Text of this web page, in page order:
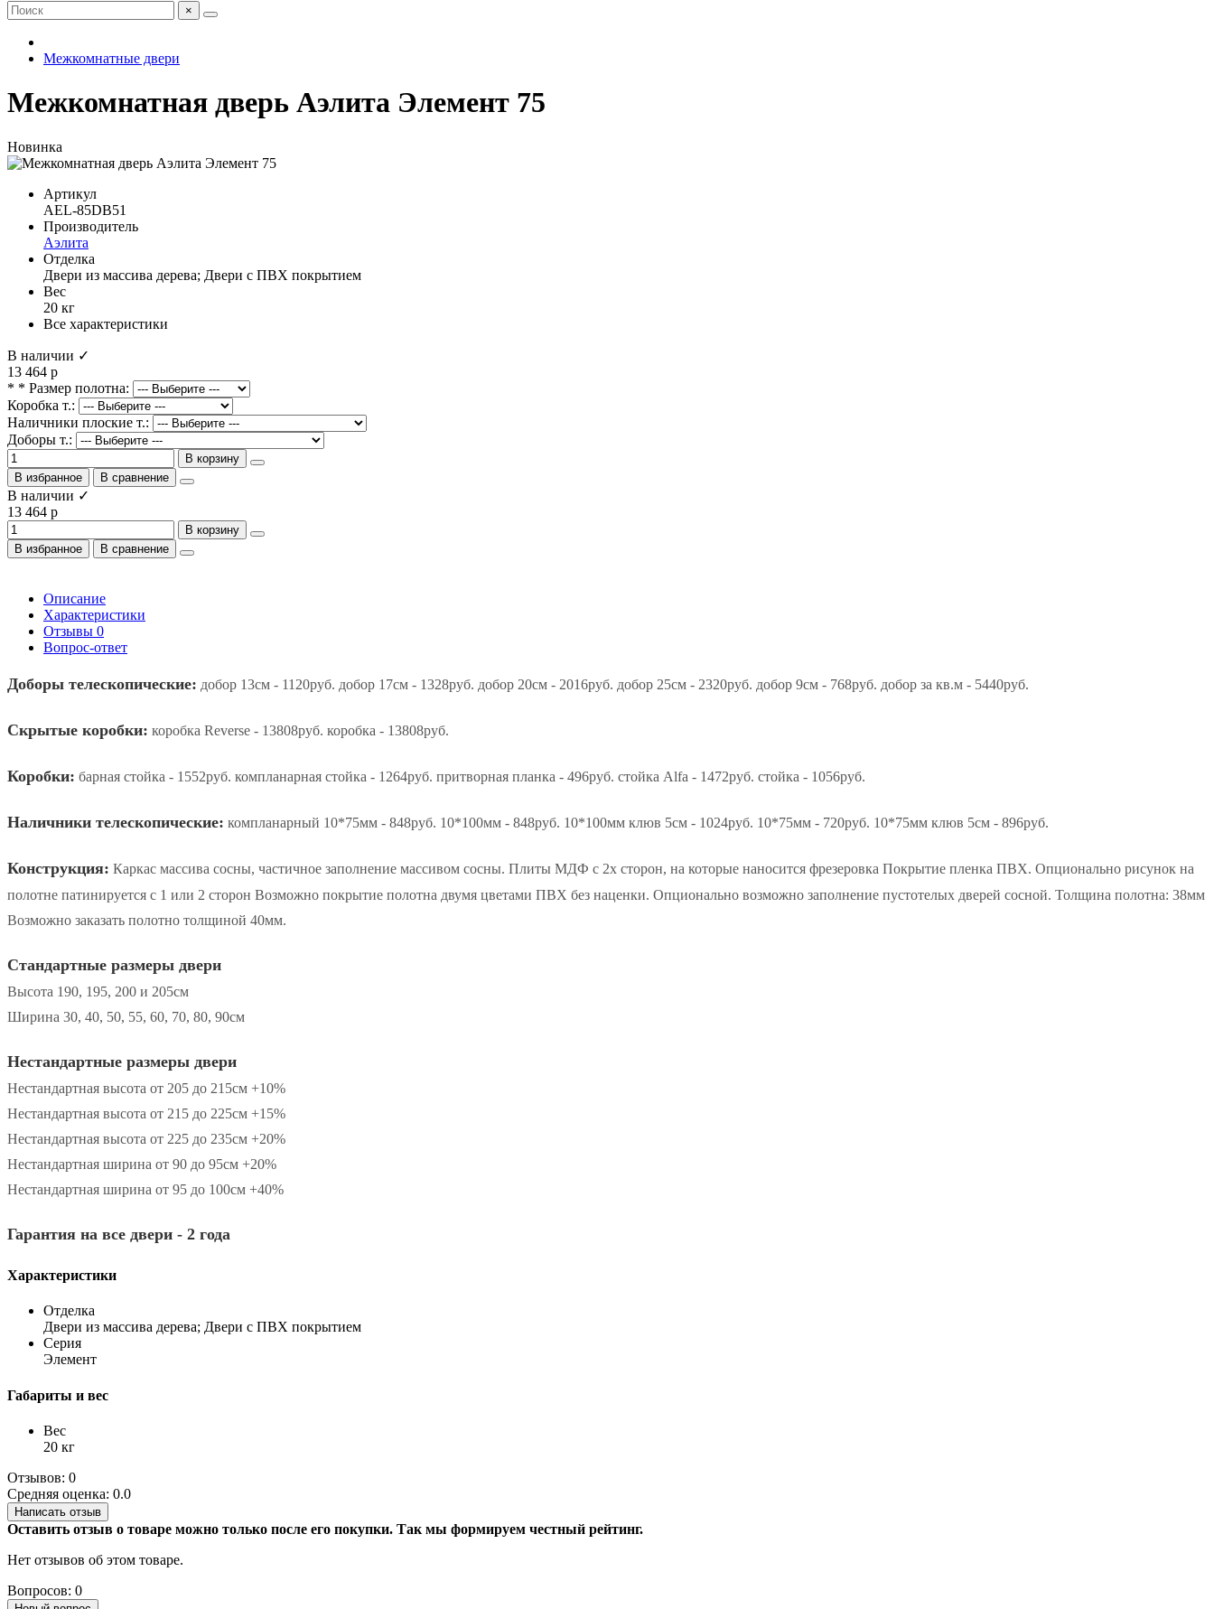
×
Межкомнатные двери
Межкомнатная дверь Аэлита Элемент 75
Новинка
Артикул
AEL-85DB51
Производитель
Аэлита
Отделка
Двери из массива дерева; Двери с ПВХ покрытием
Вес
20 кг
Все характеристики
В наличии ✓
13 464 р
* * Размер полотна:
Коробка т.:
Наличники плоские т.:
Доборы т.:
В корзину
В избранное
В сравнение
В наличии ✓
13 464 р
В корзину
В избранное
В сравнение
Описание
Характеристики
Отзывы 0
Вопрос-ответ
Доборы телескопические: добор 13см - 1120руб. добор 17см - 1328руб. добор 20см - 2016руб. добор 25см - 2320руб. добор 9см - 768руб. добор за кв.м - 5440руб.
Скрытые коробки: коробка Reverse - 13808руб. коробка - 13808руб.
Коробки: барная стойка - 1552руб. компланарная стойка - 1264руб. притворная планка - 496руб. стойка Alfa - 1472руб. стойка - 1056руб.
Наличники телескопические: компланарный 10*75мм - 848руб. 10*100мм - 848руб. 10*100мм клюв 5см - 1024руб. 10*75мм - 720руб. 10*75мм клюв 5см - 896руб.
Конструкция: Каркас массива сосны, частичное заполнение массивом сосны. Плиты МДФ с 2х сторон, на которые наносится фрезеровка Покрытие пленка ПВХ. Опционально рисунок на
полотне патинируется с 1 или 2 сторон Возможно покрытие полотна двумя цветами ПВХ без наценки. Опционально возможно заполнение пустотелых дверей сосной. Толщина полотна: 38мм
Возможно заказать полотно толщиной 40мм.
Стандартные размеры двери
Высота 190, 195, 200 и 205см
Ширина 30, 40, 50, 55, 60, 70, 80, 90см
Нестандартные размеры двери
Нестандартная высота от 205 до 215см +10%
Нестандартная высота от 215 до 225см +15%
Нестандартная высота от 225 до 235см +20%
Нестандартная ширина от 90 до 95см +20%
Нестандартная ширина от 95 до 100см +40%
Гарантия на все двери - 2 года
Характеристики
Отделка
Двери из массива дерева; Двери с ПВХ покрытием
Серия
Элемент
Габариты и вес
Вес
20 кг
Отзывов: 0
Средняя оценка: 0.0
Написать отзыв
Оставить отзыв о товаре можно только после его покупки. Так мы формируем честный рейтинг.
Нет отзывов об этом товаре.
Вопросов: 0